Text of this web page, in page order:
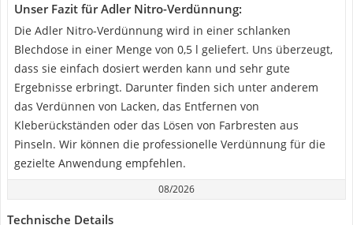
Unser Fazit für Adler Nitro-Verdünnung:
Die Adler Nitro-Verdünnung wird in einer schlanken
Blechdose in einer Menge von 0,5 l geliefert. Uns überzeugt,
dass sie einfach dosiert werden kann und sehr gute
Ergebnisse erbringt. Darunter finden sich unter anderem
das Verdünnen von Lacken, das Entfernen von
Kleberückständen oder das Lösen von Farbresten aus
Pinseln. Wir können die professionelle Verdünnung für die
gezielte Anwendung empfehlen.
08/2026
Technische Details